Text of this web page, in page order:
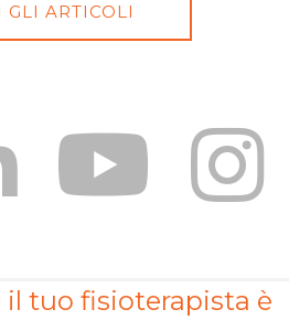
GLI ARTICOLI
il tuo fisioterapista è